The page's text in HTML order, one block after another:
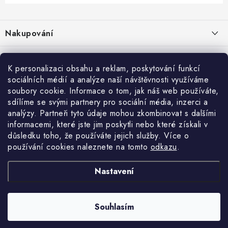
K personalizaci obsahu a reklam, poskytování funkcí
sociálních médií a analýze naší návštěvnosti využíváme
soubory cookie. Informace o tom, jak náš web používáte,
sdílíme se svými partnery pro sociální média, inzerci a
analýzy. Partneři tyto údaje mohou zkombinovat s dalšími
informacemi, které jste jim poskytli nebo které získali v
důsledku toho, že používáte jejich služby. Více o
používání cookies naleznete na tomto odkazu.
Nastavení
Souhlasím
p
a
Nakupování
Jak nakupovat
Obchodní podmínky
Doprava a platba
Cookies
Ochrana osobních údajú
Jak funguje Zásilkovna?
Reklamace / vrácení zboží
Použití Dárkové poukázky
O nás
Kontakty
Příběh Profigaráže
Showroom Prešov
Služby
Velkoobchod Profigaráž.sk Zboží.cz Heureka.cz
Profigaraz.cz. Všechna práva vyhrazena.